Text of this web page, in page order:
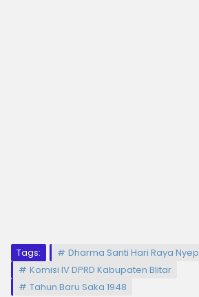
Tags:
Dharma Santi Hari Raya Nyep
Komisi IV DPRD Kabupaten Blitar
Tahun Baru Saka 1948